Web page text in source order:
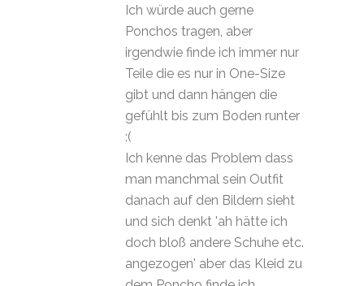
Ich würde auch gerne
Ponchos tragen, aber
irgendwie finde ich immer nur
Teile die es nur in One-Size
gibt und dann hängen die
gefühlt bis zum Boden runter
:(
Ich kenne das Problem dass
man manchmal sein Outfit
danach auf den Bildern sieht
und sich denkt 'ah hätte ich
doch bloß andere Schuhe etc.
angezogen' aber das Kleid zu